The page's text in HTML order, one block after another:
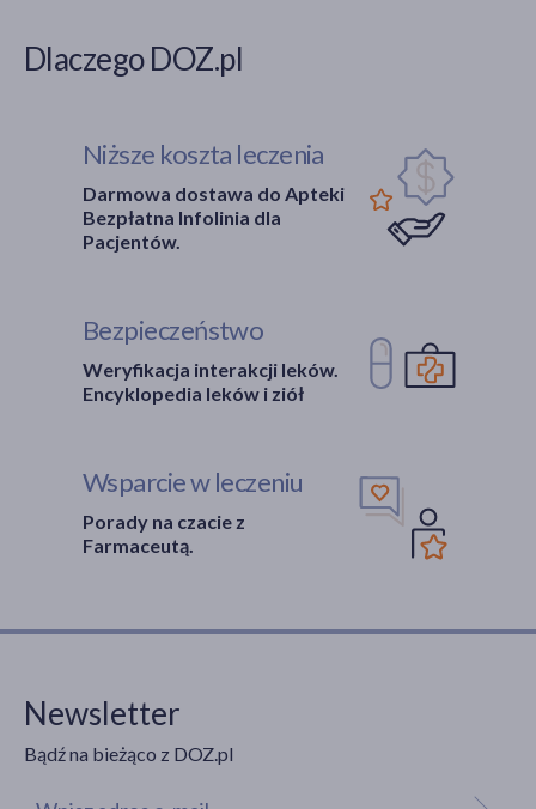
Dlaczego DOZ.pl
Niższe koszta leczenia
Darmowa dostawa do Apteki
Bezpłatna Infolinia dla
Pacjentów.
Bezpieczeństwo
Weryfikacja interakcji leków.
Encyklopedia leków i ziół
Wsparcie w leczeniu
Porady na czacie z
Farmaceutą.
Newsletter
Bądź na bieżąco z DOZ.pl